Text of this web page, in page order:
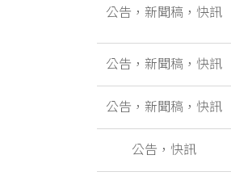
公告，新聞稿，快訊
公告，新聞稿，快訊
公告，新聞稿，快訊
公告，快訊